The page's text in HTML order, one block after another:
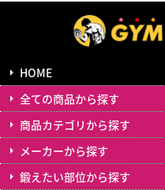
HOME
全ての商品から探す
商品カテゴリから探す
メーカーから探す
鍛えたい部位から探す